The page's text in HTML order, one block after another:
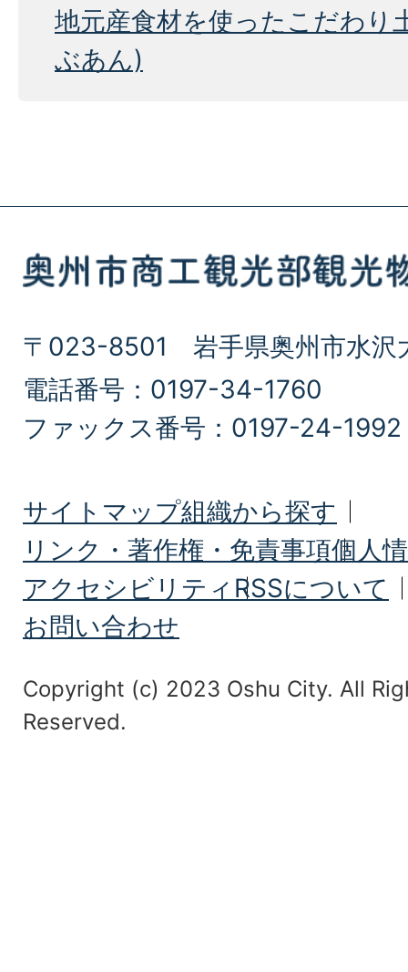
地元産食材を使ったこだわり
ぶあん)
〒023-8501 岩手県奥州市水沢
電話番号：0197-34-1760
ファックス番号：0197-24-1992
サイトマップ組織から探す
リンク・著作権・免責事項個人
アクセシビリティ RSSについて
お問い合わせ
Copyright (c) 2023 Oshu City. All
Reserved.